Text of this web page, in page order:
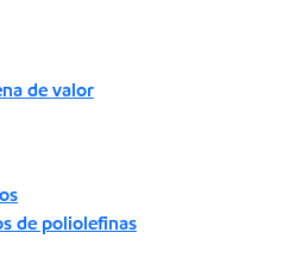
de valor
de poliolefinas